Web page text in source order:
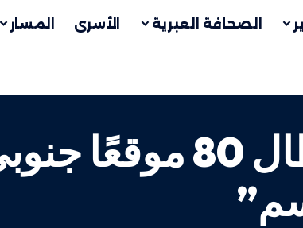
الصحافة العبرية الأسرى المسار
ضربات أمريكية